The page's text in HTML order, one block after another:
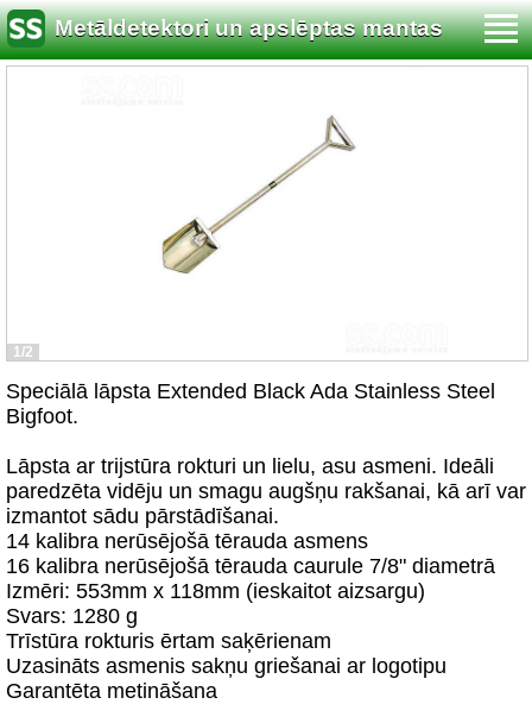
Metāldetektori un apslēptas mantas
meklēšana
1/2
Speciālā lāpsta Extended Black Ada Stainless Steel
Bigfoot.
Lāpsta ar trijstūra rokturi un lielu, asu asmeni. Ideāli
paredzēta vidēju un smagu augšņu rakšanai, kā arī var
izmantot sādu pārstādīšanai.
14 kalibra nerūsējošā tērauda asmens
16 kalibra nerūsējošā tērauda caurule 7/8" diametrā
Izmēri: 553mm x 118mm (ieskaitot aizsargu)
Svars: 1280 g
Trīstūra rokturis ērtam saķērienam
Uzasināts asmenis sakņu griešanai ar logotipu
Garantēta metināšana